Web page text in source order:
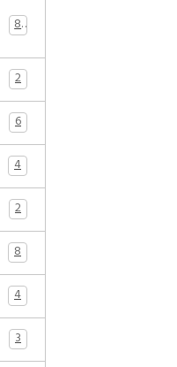
8
2
6
4
2
8
4
3